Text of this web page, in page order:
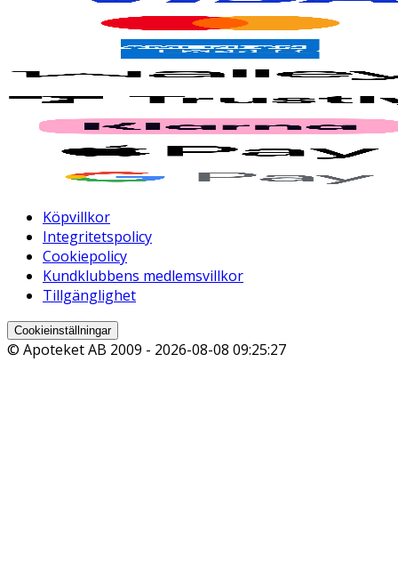
Köpvillkor
Integritetspolicy
Cookiepolicy
Kundklubbens medlemsvillkor
Tillgänglighet
Cookieinställningar
© Apoteket AB 2009 - 2026-08-08 09:25:27